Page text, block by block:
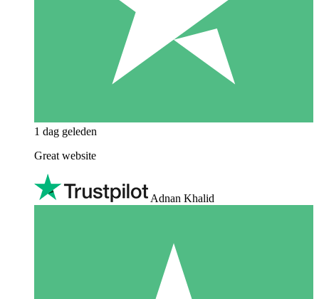
1 dag geleden
Great website
Adnan Khalid